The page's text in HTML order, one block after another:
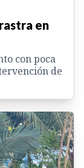
en
con poca
de